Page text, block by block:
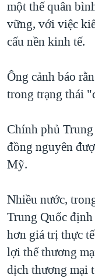
một thế quân
vững, với việc
cấu nền kinh tế.
Ông cảnh báo
trong trạng thái
Chính phủ
đồng nguyên
Mỹ.
Nhiều nước,
Trung Quốc
hơn giá trị thực
lợi thế thương
dịch thương mại